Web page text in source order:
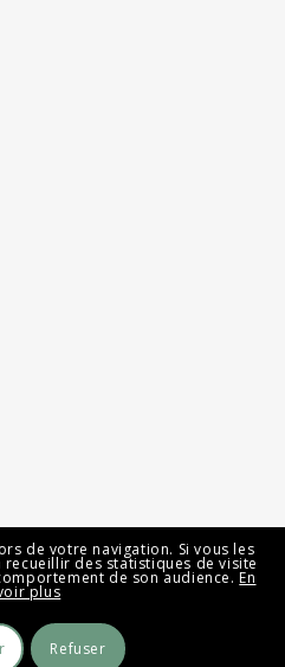
de votre navigation. Si vous les
recueillir des statistiques de visite
de son audience.En
plus
Refuser